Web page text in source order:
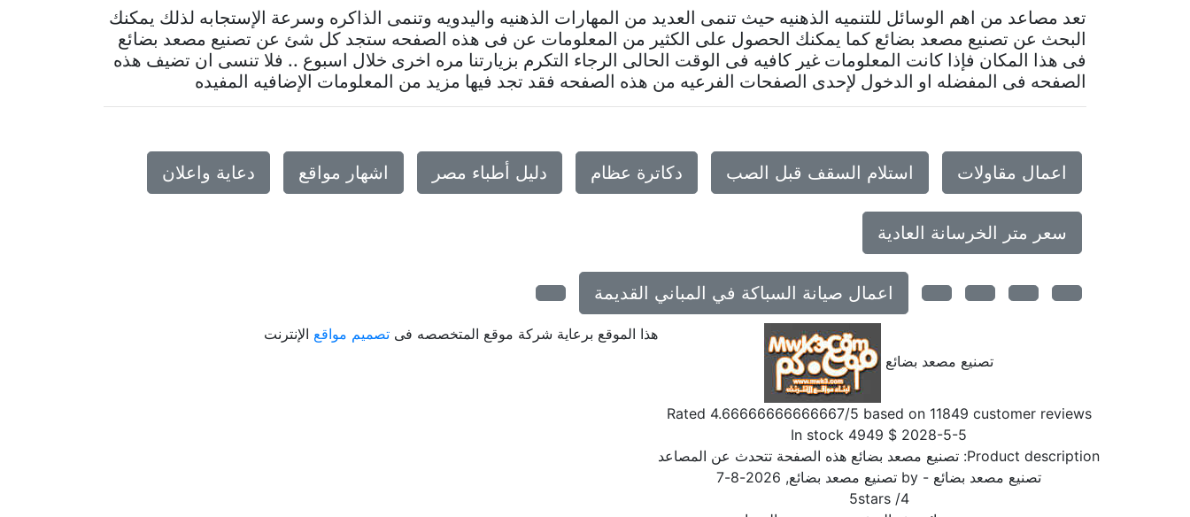
تعد مصاعد من اهم الوسائل للتنميه الذهنيه حيث تنمى العديد من المهارات الذهنيه واليدويه وتنمى الذاكره وسرعة الإستجابه لذلك يمكنك
البحث عن تصنيع مصعد بضائع كما يمكنك الحصول على الكثير من المعلومات عن فى هذه الصفحه ستجد كل شئ عن تصنيع مصعد بضائع
فى هذا المكان فإذا كانت المعلومات غير كافيه فى الوقت الحالى الرجاء التكرم بزيارتنا مره اخرى خلال اسبوع .. فلا تنسى ان تضيف هذه
الصفحه فى المفضله او الدخول لإحدى الصفحات الفرعيه من هذه الصفحه فقد تجد فيها مزيد من المعلومات الإضافيه المفيده
اعمال مقاولات استلام السقف قبل الصب دكاترة عظام دليل أطباء مصر اشهار مواقع دعاية واعلان
سعر متر الخرسانة العادية
اعمال صيانة السباكة في المباني القديمة
تصنيع مصعد بضائع
Rated 4.66666666666667/5 based on 11849 customer reviews
2028-5-5
$
4949
In stock
Product description: تصنيع مصعد بضائع هذه الصفحة تتحدث عن المصاعد
تصنيع مصعد بضائع - by تصنيع مصعد بضائع,
2026-8-7
4
/
5stars
هذا الموقع برعاية شركة موقع المتخصصه فى تصميم مواقع الإنترنت